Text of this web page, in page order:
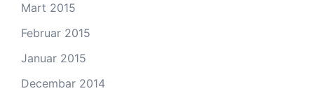
Mart 2015
Februar 2015
Januar 2015
Decembar 2014